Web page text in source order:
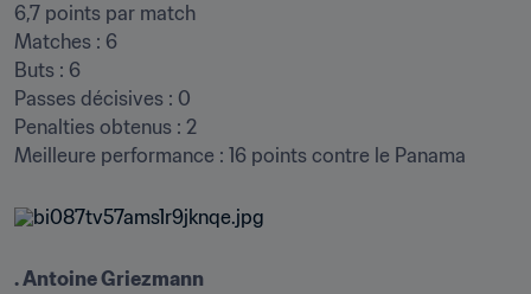
6,7 points par match
Matches : 6
Buts : 6
Passes décisives : 0
Penalties obtenus : 2
Meilleure performance : 16 points contre le Panama
. Antoine Griezmann